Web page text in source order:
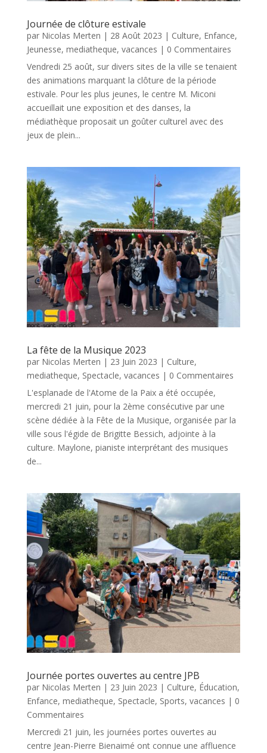
Journée de clôture estivale
par Nicolas Merten | 28 Août 2023 | Culture, Enfance,
Jeunesse, mediatheque, vacances | 0 Commentaires
Vendredi 25 août, sur divers sites de la ville se tenaient
des animations marquant la clôture de la période
estivale. Pour les plus jeunes, le centre M. Miconi
accueillait une exposition et des danses, la
médiathèque proposait un goûter culturel avec des
jeux de plein...
La fête de la Musique 2023
par Nicolas Merten | 23 Juin 2023 | Culture,
mediatheque, Spectacle, vacances | 0 Commentaires
L'esplanade de l'Atome de la Paix a été occupée,
mercredi 21 juin, pour la 2ème consécutive par une
scène dédiée à la Fête de la Musique, organisée par la
ville sous l'égide de Brigitte Bessich, adjointe à la
culture. Maylone, pianiste interprétant des musiques
de...
Journée portes ouvertes au centre JPB
par Nicolas Merten | 23 Juin 2023 | Culture, Éducation,
Enfance, mediatheque, Spectacle, Sports, vacances | 0
Commentaires
Mercredi 21 juin, les journées portes ouvertes au
centre Jean-Pierre Bienaimé ont connue une affluence